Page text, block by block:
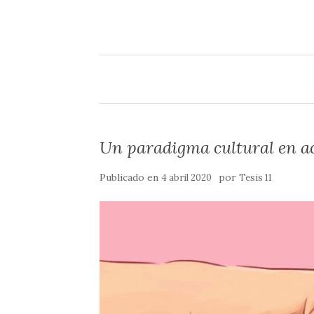
Un paradigma cultural en
Publicado en 4 abril 2020 por Tesis 11